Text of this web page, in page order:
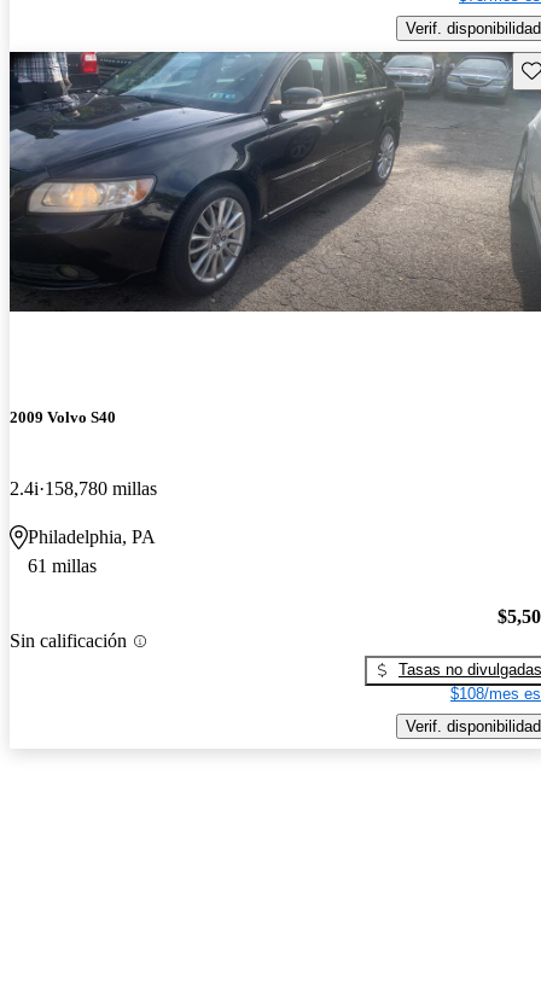
Verif. disponibilidad
2009 Volvo S40
2.4i 158,780 millas
Philadelphia, PA
61 millas
Sin calificación
Tasas no divulgadas
$108/mes
Verif. disponibilidad